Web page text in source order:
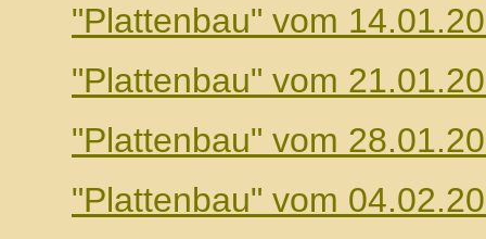
"Plattenbau" vom
"Plattenbau" vom
"Plattenbau" vom
"Plattenbau" vom